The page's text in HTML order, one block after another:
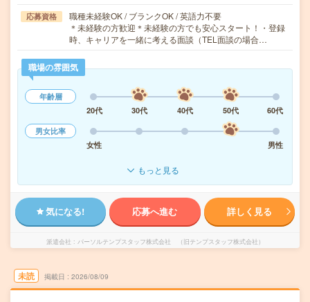
応募資格
職種未経験OK / ブランクOK / 英語力不要
＊未経験の方歓迎＊未経験の方でも安心スタート！・登録
時、キャリアを一緒に考える面談（TEL面談の場合…
職場の雰囲気
年齢層
20代
30代 40代 50代
60代
男女比率
女性
男性
もっと見る
気になる! 応募へ進む 詳しく見る
派遣会社 パーソルテンプスタッフ株式会社 （旧テンプスタッフ株式会社）
未読 掲載日 2026/08/09